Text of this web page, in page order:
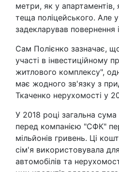
метри, як у апартаментів,
теща поліцейського. Але
задекларував повернення
Сам Полієнко зазначає,
участі в інвестиційному
житлового комплексу",
має жодного зв'язку з
Ткаченко нерухомості у
У 2018 році загальна сума
перед компанією "СФК"
мільйонів гривень. Ці
сім'я використовувала
автомобілів та